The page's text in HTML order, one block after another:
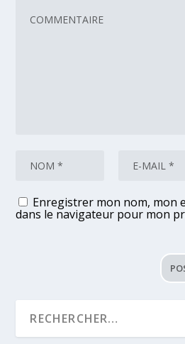
Enregistrer mon nom, mon
dans le navigateur pour mon